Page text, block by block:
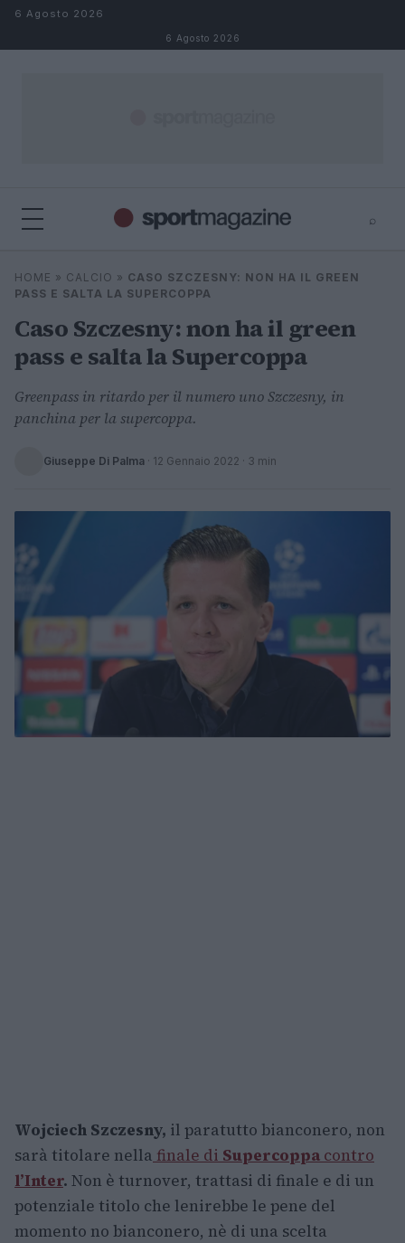
Salta al contenuto
6 Agosto 2026
6 Agosto 2026
⌕
Cerca
⌕
HOME » CALCIO » CASO SZCZESNY: NON HA IL GREEN
PASS E SALTA LA SUPERCOPPA
Caso Szczesny: non ha il green
pass e salta la Supercoppa
Greenpass in ritardo per il numero uno Szczesny, in
panchina per la supercoppa.
Giuseppe Di Palma · 12 Gennaio 2022 · 3 min
Wojciech Szczesny, il paratutto bianconero, non
sarà titolare nella finale di Supercoppa contro
l’Inter. Non è turnover, trattasi di finale e di un
potenziale titolo che lenirebbe le pene del
momento no bianconero, nè di una scelta